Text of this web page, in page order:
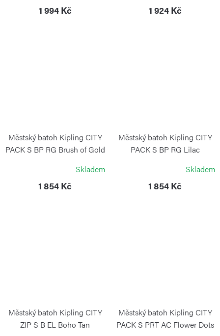
1 994 Kč 1 924 Kč
Městský batoh Kipling CITY
PACK S BP RG Brush of Gold
Skladem
1 854 Kč
Městský batoh Kipling CITY
PACK S BP RG Lilac
Skladem
1 854 Kč
Městský batoh Kipling CITY
ZIP S B EL Boho Tan
Městský batoh Kipling CITY
PACK S PRT AC Flower Dots